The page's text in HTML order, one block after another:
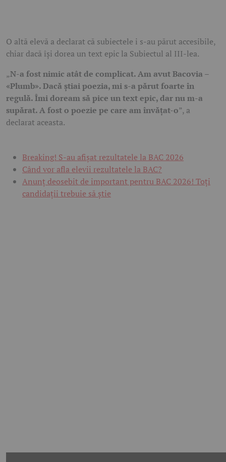
O altă elevă a declarat că subiectele i s-au părut accesibile,
chiar dacă își dorea un text epic la Subiectul al III-lea.
„N-a fost nimic atât de complicat. Am avut Bacovia –
«Plumb». Dacă știai poezia, mi s-a părut foarte în
regulă. Îmi doream să pice un text epic, dar nu m-a
supărat. A fost o poezie pe care am învățat-o”, a
declarat aceasta.
Breaking! S-au afișat rezultatele la BAC 2026
Când vor afla elevii rezultatele la BAC?
Anunț deosebit de important pentru BAC 2026! Toți
candidații trebuie să știe